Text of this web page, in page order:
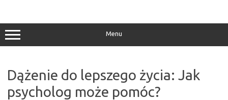
Menu
Dążenie do lepszego życia: Jak
psycholog może pomóc?